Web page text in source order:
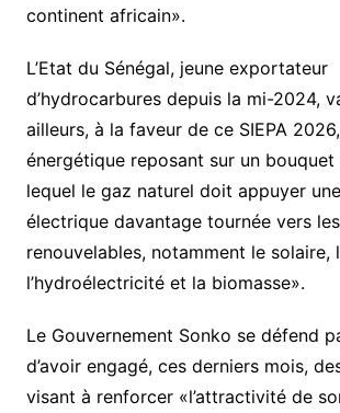
continent africain».
L’Etat du Sénégal, jeune exportateur
d’hydrocarbures depuis la mi-2024,
ailleurs, à la faveur de ce SIEPA
énergétique reposant sur un
lequel le gaz naturel doit appuyer
électrique davantage tournée vers
renouvelables, notamment le solaire,
l’hydroélectricité et la biomasse».
Le Gouvernement Sonko se défend
d’avoir engagé, ces derniers mois,
visant à renforcer «l’attractivité de